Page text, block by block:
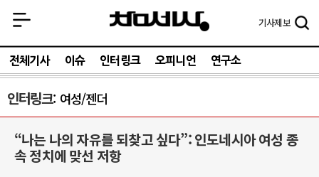
기사제보
전체기사 이슈 인터링크 오피니언 연구소
인터링크 여성/젠더
“나는 나의 자유를 되찾고 싶다”: 인도네시아 여성 종
속 정치에 맞선 저항